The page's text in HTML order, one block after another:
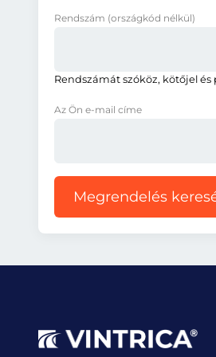
Rendszám (országkód nélkül)
Rendszámát szóköz, kötőjel
Az Ön e-mail címe
Megrendelés